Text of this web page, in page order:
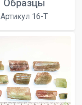
Образцы
Артикул 16-T